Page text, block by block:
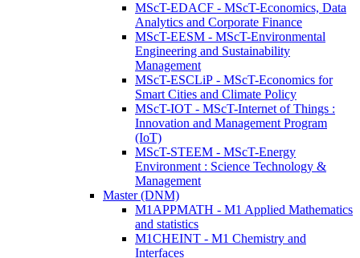
MScT-EDACF - MScT-Economics, Data
Analytics and Corporate Finance
MScT-EESM - MScT-Environmental
Engineering and Sustainability
Management
MScT-ESCLiP - MScT-Economics for
Smart Cities and Climate Policy
MScT-IOT - MScT-Internet of Things :
Innovation and Management Program
(IoT)
MScT-STEEM - MScT-Energy
Environment : Science Technology &
Management
Master (DNM)
M1APPMATH - M1 Applied Mathematics
and statistics
M1CHEINT - M1 Chemistry and
Interfaces